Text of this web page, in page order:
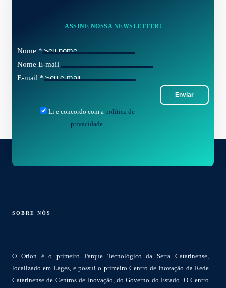
ASSINE NOSSA NEWSLETTER!
Nome *
Nome E-mail
E-mail *
Enviar
Li e concordo com a política de
privacidade.
SOBRE NÓS
O Orion é o primeiro Parque Tecnológico da Serra Catarinense,
localizado em Lages, e possui o primeiro Centro de Inovação da Rede
Catarinense de Centros de Inovação, do Governo do Estado. O Centro